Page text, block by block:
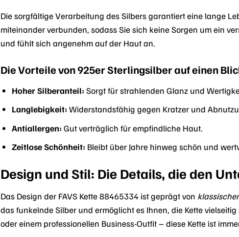
Die sorgfältige Verarbeitung des Silbers garantiert eine lange
miteinander verbunden, sodass Sie sich keine Sorgen um ein
und fühlt sich angenehm auf der Haut an.
Die Vorteile von 925er Sterlingsilber auf einen
Hoher Silberanteil: Sorgt für strahlenden Glanz und
Langlebigkeit: Widerstandsfähig gegen Kratzer und
Antiallergen: Gut verträglich für empfindliche Haut.
Zeitlose Schönheit: Bleibt über Jahre hinweg schön und
Design und Stil: Die Details, die den
Das Design der FAVS Kette 88465334 ist geprägt von
das funkelnde Silber und ermöglicht es Ihnen, die Kette
oder einem professionellen Business-Outfit – diese Kette ist